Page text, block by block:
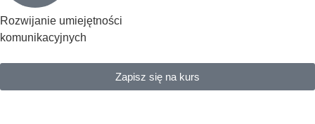
Rozwijanie umiejętności
komunikacyjnych
Zapisz się na kurs